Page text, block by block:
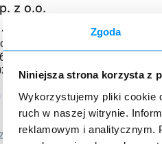
Zgoda
Niniejsza strona korzysta z
Wykorzystujemy pliki cookie
ruch w naszej witrynie.
reklamowym i analitycznym.
z o.o.
wysłana przezBitfold